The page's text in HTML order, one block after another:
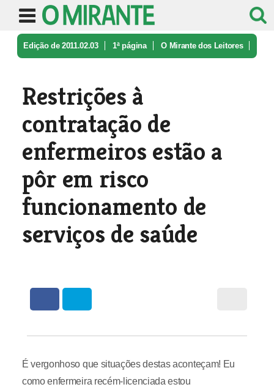
Edição de 2011.02.03 1ª página O Mirante dos Leitores
Restrições à
contratação de
enfermeiros estão a
pôr em risco
funcionamento de
serviços de saúde
É vergonhoso que situações destas aconteçam! Eu
como enfermeira recém-licenciada estou